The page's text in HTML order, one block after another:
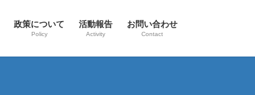
政策について
Policy
活動報告
Activity
お問い合わせ
Contact